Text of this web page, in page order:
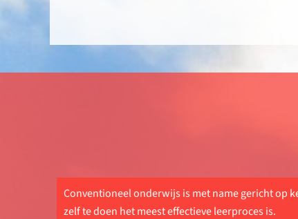
Conventioneel onderwijs is met name gericht op
zelf te doen het meest effectieve leerproces is.